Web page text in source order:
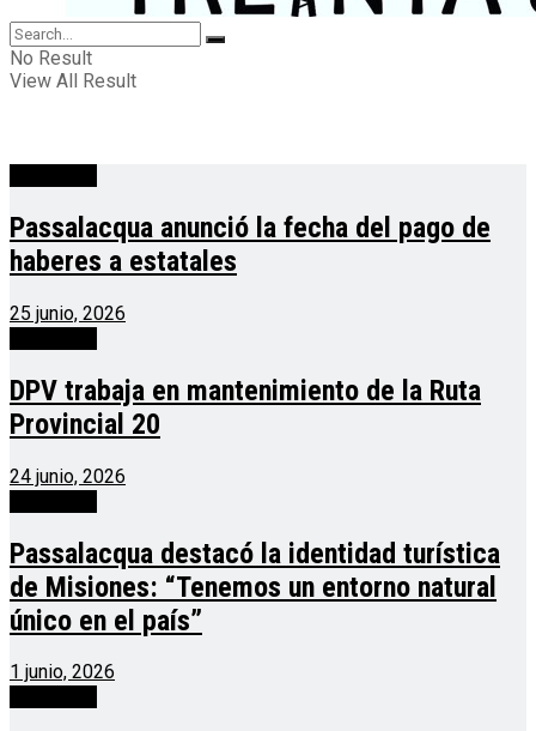
No Result
View All Result
Passalacqua anunció la fecha del pago de
haberes a estatales
25 junio, 2026
DPV trabaja en mantenimiento de la Ruta
Provincial 20
24 junio, 2026
Passalacqua destacó la identidad turística
de Misiones: “Tenemos un entorno natural
único en el país”
1 junio, 2026